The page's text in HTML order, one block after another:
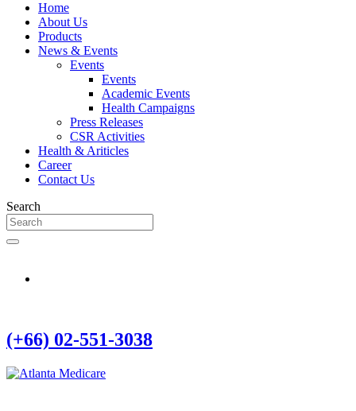
Home
About Us
Products
News & Events
Events
Events
Academic Events
Health Campaigns
Press Releases
CSR Activities
Health & Ariticles
Career
Contact Us
Search
(+66) 02-551-3038